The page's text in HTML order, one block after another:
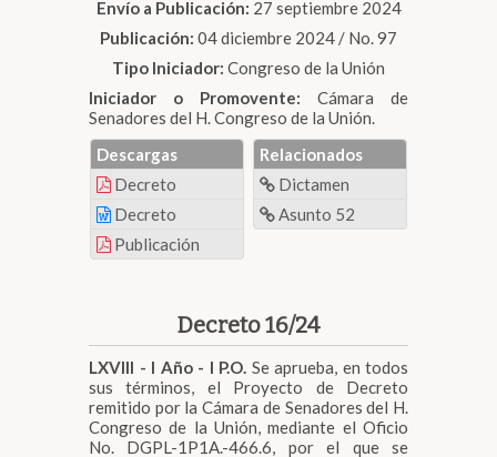
Envío a Publicación: 27 septiembre 2024
Publicación: 04 diciembre 2024 / No. 97
Tipo Iniciador: Congreso de la Unión
Iniciador o Promovente: Cámara de
Senadores del H. Congreso de la Unión.
Descargas
Decreto
Decreto
Publicación
Relacionados
Dictamen
Asunto 52
Decreto 16/24
LXVIII - I Año - I P.O. Se aprueba, en todos
sus términos, el Proyecto de Decreto
remitido por la Cámara de Senadores del H.
Congreso de la Unión, mediante el Oficio
No. DGPL-1P1A.-466.6, por el que se